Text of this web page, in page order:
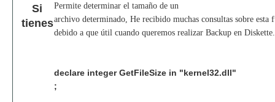
Permite determinar el tamaño de un
archivo determinado, He recibido muchas consultas sobre esta
debido a que útil cuando queremos realizar Backup en Diskette.
declare integer GetFileSize in "kernel32.dll"
;
Si
tienes